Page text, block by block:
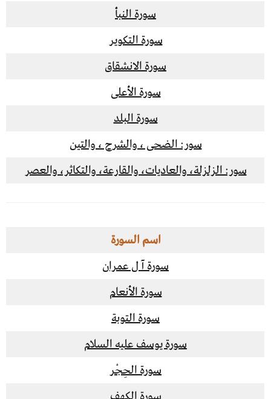
سورة النبأ
سورة التكوير
سورة الانشقاق
سورة الأعلى
سورة البلد
سور: الضحى ، والشرح ، والتين
سور: الزلزلة، والعاديات، والقارعة، والتكاثر، والعصر
اسم السورة
سورة آ ل عمران
سورة الأنعام
سورة التوبة
سورة يوسف عليه السلام
سورة الحِجْر